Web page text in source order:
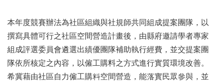
本年度競賽辦法為社區組織與社規師共同組成提案團隊，以
撰寫具體可行之社區空間營造計畫後，由縣府邀請學者專家
組成評選委員會遴選出績優團隊補助執行經費，並交提案團
隊依所核定之內容，以僱工購料之方式進行實質環境改善。
希冀藉由社區自力僱工購料空間營造，能落實民眾參與，並